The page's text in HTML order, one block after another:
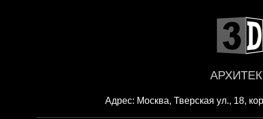
Адрес: Москва, Тверская ул., 18,